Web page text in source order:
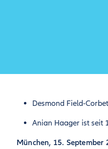
Desmond Field-
Anian Haager ist seit
München, 15. September